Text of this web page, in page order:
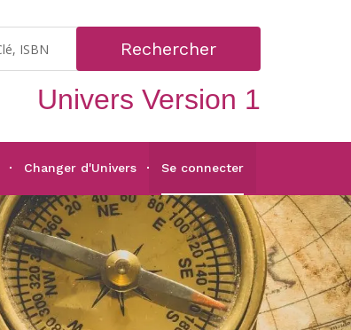
Rechercher
Univers Version 1
Changer d'Univers Se connecter